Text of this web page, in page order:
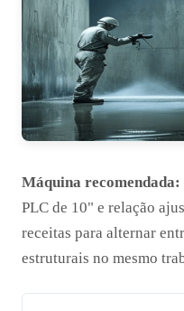
Máquina recomendada:
PLC de 10" e relação
receitas para alternar
estruturais no mesmo